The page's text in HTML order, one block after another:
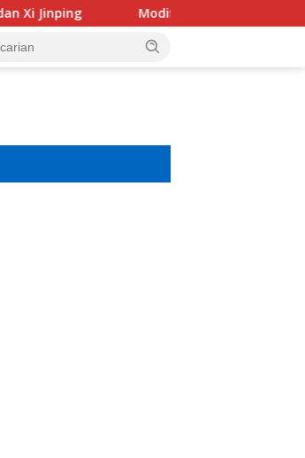
Modifikasi Ayla Vintage dan Gran Max